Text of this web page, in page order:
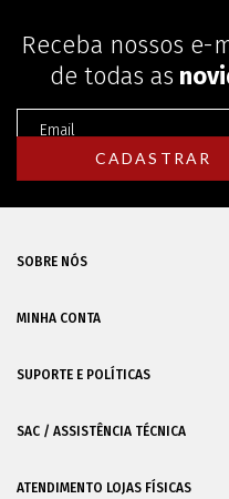
Receba nossos
de todas as
SOBRE NÓS
MINHA CONTA
SUPORTE E POLÍTICAS
SAC / ASSISTÊNCIA TÉCNICA
ATENDIMENTO LOJAS FÍSICAS